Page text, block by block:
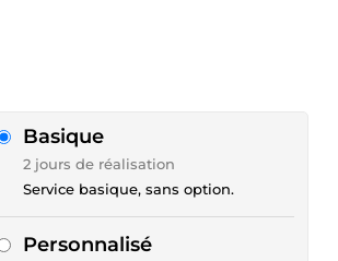
Basique
2 jours de réalisation
Service basique, sans option.
Personnalisé